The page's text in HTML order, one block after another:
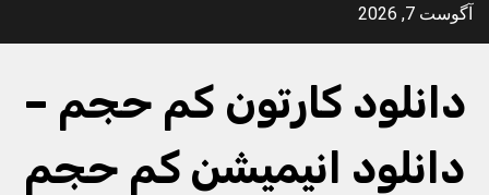
Skipآگوست 7, 2026
دانلود کارتون کم حجم –
دانلود انیمیشن کم حجم